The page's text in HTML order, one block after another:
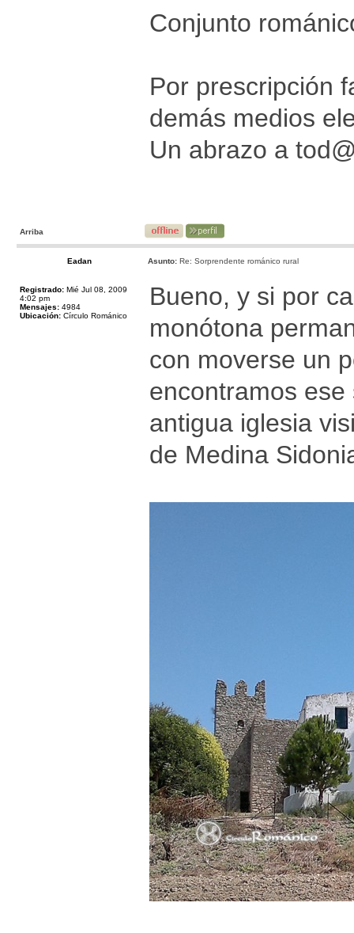
Conjunto
Por prescripción
demás medios
Un abrazo a
Arriba
Eadan Asunto: Re: Sorprendente románico rural
Registrado: Mié Jul 08, 2009
4:02 pm
Mensajes: 4984
Ubicación: Círculo Románico
Bueno, y si por
monótona
con moverse un
encontramos
antigua iglesia
de Medina